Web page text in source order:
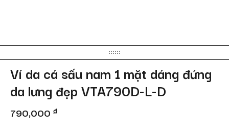
Ví da cá sấu nam 1 mặt dáng đứng
da lưng đẹp VTA790D-L-D
790,000 đ